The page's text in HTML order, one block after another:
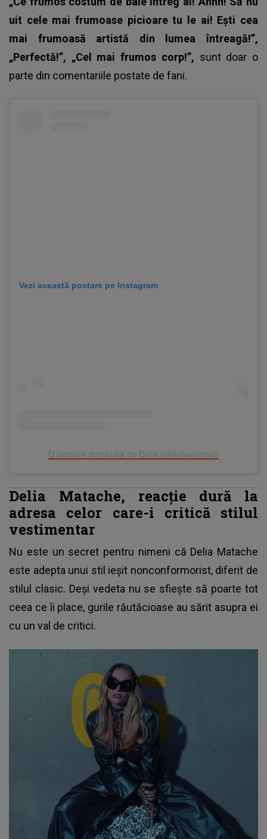
uit cele mai frumoase picioare tu le ai! Ești cea
mai frumoasă artistă din lumea întreagă!”,
„Perfectă!”, „Cel mai frumos corp!”, sunt doar o
parte din comentariile postate de fani.
Vezi această postare pe Instagram
O postare distribuită de Delia (@delianomad)
Delia Matache, reacție dură la
adresa celor care-i critică stilul
vestimentar
Nu este un secret pentru nimeni că Delia Matache
este adepta unui stil ieșit nonconformorist, diferit de
stilul clasic. Deși vedeta nu se sfiește să poarte tot
ceea ce îi place, gurile răutăcioase au sărit asupra ei
cu un val de critici.